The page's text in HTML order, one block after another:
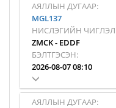
АЯЛЛЫН ДУГААР:
MGL137
НИСЛЭГИЙН
ZMCK- EDDF
БЭЛТГЭСЭН:
2026-08-07 08:10
АЯЛЛЫН ДУГААР: